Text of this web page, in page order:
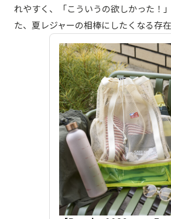
れやすく、「こういうの欲しかった！
た、夏レジャーの相棒にしたくなる存在